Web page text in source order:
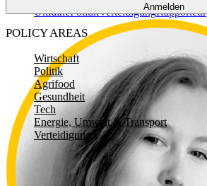
Anmelden
POLICY AREAS
Wirtschaft
Politik
Agrifood
Gesundheit
Tech
Energie, Umwelt & Transport
Verteidigung
UkrainePolitikVerteidigungRapporteur